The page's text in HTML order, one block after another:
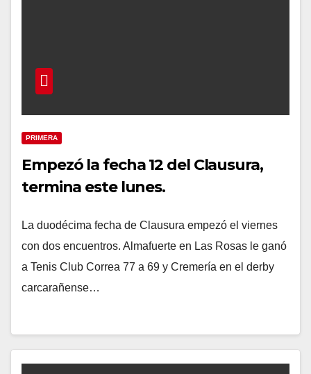
PRIMERA
Empezó la fecha 12 del Clausura,
termina este lunes.
La duodécima fecha de Clausura empezó el viernes
con dos encuentros. Almafuerte en Las Rosas le ganó
a Tenis Club Correa 77 a 69 y Cremería en el derby
carcarañense…